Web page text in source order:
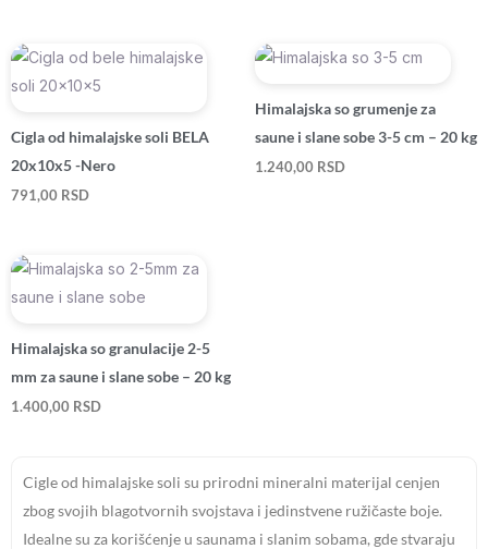
Cigla od himalajske soli BELA
20x10x5 -Nero
791,00 RSD
Himalajska so grumenje za
saune i slane sobe 3-5 cm – 20 kg
1.240,00 RSD
Himalajska so granulacije 2-5
mm za saune i slane sobe – 20 kg
1.400,00 RSD
Cigle od himalajske soli su prirodni mineralni materijal cenjen
zbog svojih blagotvornih svojstava i jedinstvene ružičaste boje.
Idealne su za korišćenje u saunama i slanim sobama, gde stvaraju